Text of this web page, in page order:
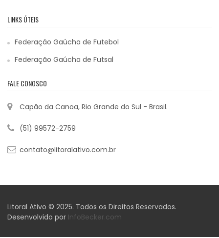
LINKS ÚTEIS
Federação Gaúcha de Futebol
Federação Gaúcha de Futsal
FALE CONOSCO
Capão da Canoa, Rio Grande do Sul - Brasil.
(51) 99572-2759
contato@litoralativo.com.br
Litoral Ativo © 2025. Todos os Direitos Reservados.
Desenvolvido por InfoBecker.com